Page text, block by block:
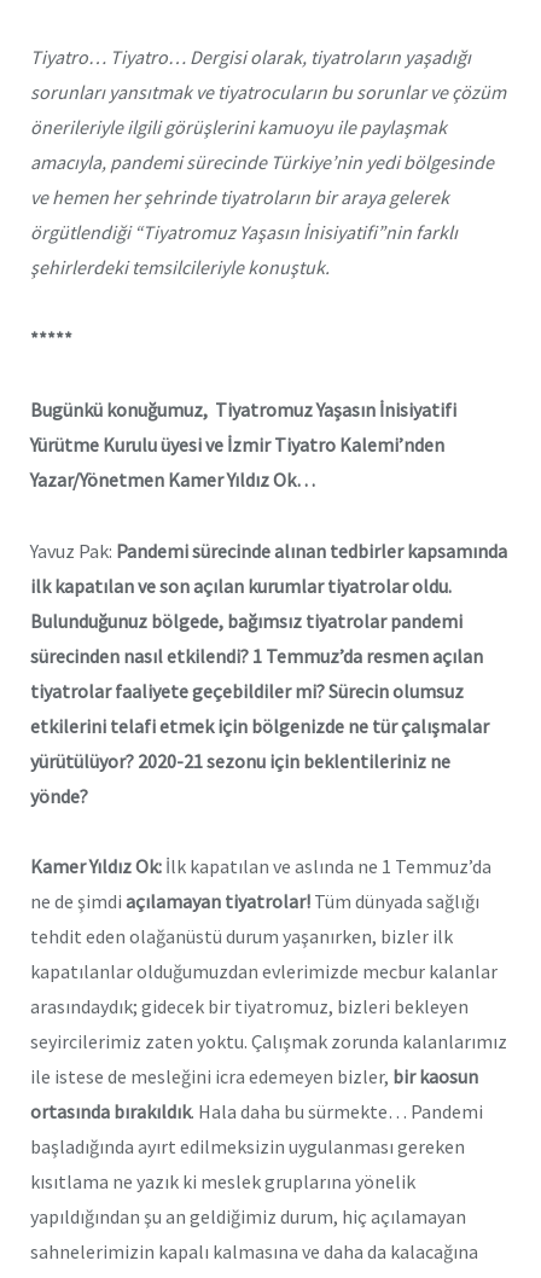
Tiyatro… Tiyatro… Dergisi olarak, tiyatroların yaşadığı
sorunları yansıtmak ve tiyatrocuların bu sorunlar ve çözüm
önerileriyle ilgili görüşlerini kamuoyu ile paylaşmak
amacıyla, pandemi sürecinde Türkiye’nin yedi bölgesinde
ve hemen her şehrinde tiyatroların bir araya gelerek
örgütlendiği “Tiyatromuz Yaşasın İnisiyatifi”nin farklı
şehirlerdeki temsilcileriyle konuştuk.
*****
Bugünkü konuğumuz, Tiyatromuz Yaşasın İnisiyatifi
Yürütme Kurulu üyesi ve İzmir Tiyatro Kalemi’nden
Yazar/Yönetmen Kamer Yıldız Ok…
Yavuz Pak: Pandemi sürecinde alınan tedbirler kapsamında
ilk kapatılan ve son açılan kurumlar tiyatrolar oldu.
Bulunduğunuz bölgede, bağımsız tiyatrolar pandemi
sürecinden nasıl etkilendi? 1 Temmuz’da resmen açılan
tiyatrolar faaliyete geçebildiler mi? Sürecin olumsuz
etkilerini telafi etmek için bölgenizde ne tür çalışmalar
yürütülüyor? 2020-21 sezonu için beklentileriniz ne
yönde?
Kamer Yıldız Ok: İlk kapatılan ve aslında ne 1 Temmuz’da
ne de şimdi açılamayan tiyatrolar! Tüm dünyada sağlığı
tehdit eden olağanüstü durum yaşanırken, bizler ilk
kapatılanlar olduğumuzdan evlerimizde mecbur kalanlar
arasındaydık; gidecek bir tiyatromuz, bizleri bekleyen
seyircilerimiz zaten yoktu. Çalışmak zorunda kalanlarımız
ile istese de mesleğini icra edemeyen bizler, bir kaosun
ortasında bırakıldık. Hala daha bu sürmekte… Pandemi
başladığında ayırt edilmeksizin uygulanması gereken
kısıtlama ne yazık ki meslek gruplarına yönelik
yapıldığından şu an geldiğimiz durum, hiç açılamayan
sahnelerimizin kapalı kalmasına ve daha da kalacağına